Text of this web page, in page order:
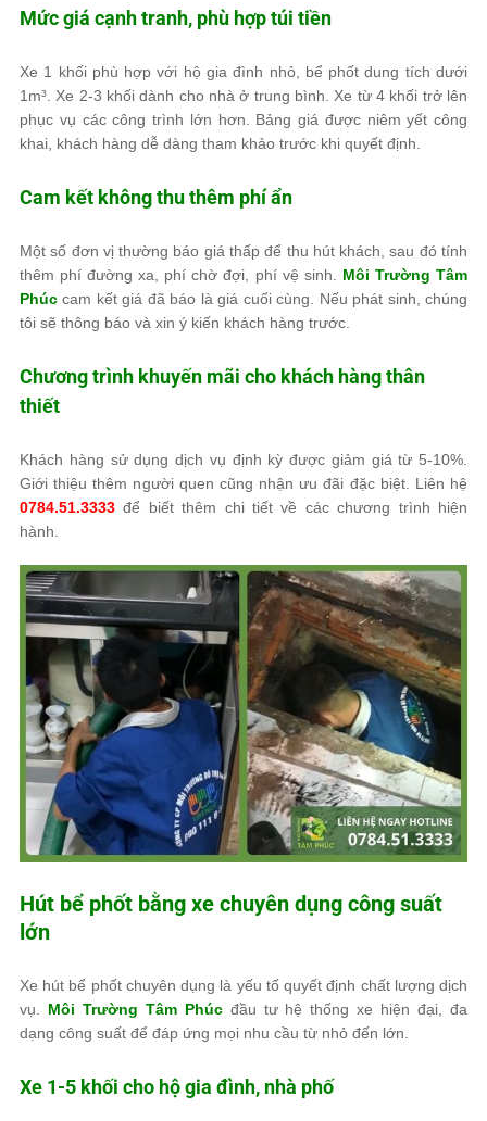
Mức giá cạnh tranh, phù hợp túi tiền
Xe 1 khối phù hợp với hộ gia đình nhỏ, bể phốt dung tích dưới
1m³. Xe 2-3 khối dành cho nhà ở trung bình. Xe từ 4 khối trở lên
phục vụ các công trình lớn hơn. Bảng giá được niêm yết công
khai, khách hàng dễ dàng tham khảo trước khi quyết định.
Cam kết không thu thêm phí ẩn
Một số đơn vị thường báo giá thấp để thu hút khách, sau đó tính
thêm phí đường xa, phí chờ đợi, phí vệ sinh. Môi Trường Tâm
Phúc cam kết giá đã báo là giá cuối cùng. Nếu phát sinh, chúng
tôi sẽ thông báo và xin ý kiến khách hàng trước.
Chương trình khuyến mãi cho khách hàng thân
thiết
Khách hàng sử dụng dịch vụ định kỳ được giảm giá từ 5-10%.
Giới thiệu thêm người quen cũng nhận ưu đãi đặc biệt. Liên hệ
0784.51.3333 để biết thêm chi tiết về các chương trình hiện
hành.
Hút bể phốt bằng xe chuyên dụng công suất
lớn
Xe hút bể phốt chuyên dụng là yếu tố quyết định chất lượng dịch
vụ. Môi Trường Tâm Phúcđầu tư hệ thống xe hiện đại, đa
dạng công suất để đáp ứng mọi nhu cầu từ nhỏ đến lớn.
Xe 1-5 khối cho hộ gia đình, nhà phố